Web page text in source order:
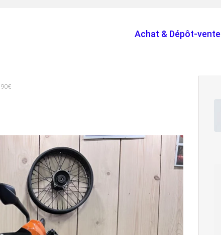
Achat & Dépôt-vente